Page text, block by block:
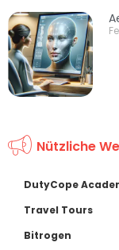
Nützliche
DutyCope
Travel Tours
Bitrogen